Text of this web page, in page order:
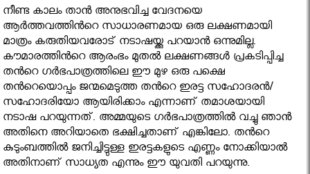
നീണ്ട കാലം താൻ അനുഭവിച്ച വേദനയെ
ആർത്തവത്തിൻറെ സാധാരണമായ ഒരു ലക്ഷണമായി
മാത്രം കരുതിയവരോട് നടാഷയ്ക്കു പറയാൻ ഒന്നുമില്ല.
കൗമാരത്തിൻറെ ആരംഭം മുതൽ ലക്ഷണങ്ങൾ പ്രകടിപ്പിച്ച
തൻറെ ഗർഭപാത്രത്തിലെ ഈ മുഴ ഒരു പക്ഷെ
തൻറെയൊപ്പം ജന്മമെടുത്ത തൻറെ ഇരട്ട സഹോദരൻ/
സഹോദരിയോ ആയിരിക്കാം എന്നാണ് തമാശയായി
നടാഷ പറയുന്നത്. അമ്മയുടെ ഗർഭപാത്രത്തിൽ വച്ചു ഞാൻ
അതിനെ അറിയാതെ ഭക്ഷിച്ചതാണ് എങ്കിലോ. തൻറെ
കുടുംബത്തിൽ ജനിച്ചിട്ടുള്ള ഇരട്ടകളുടെ എണ്ണം നോക്കിയാൽ
അതിനാണ് സാധ്യത എന്നും ഈ യുവതി പറയുന്നു.